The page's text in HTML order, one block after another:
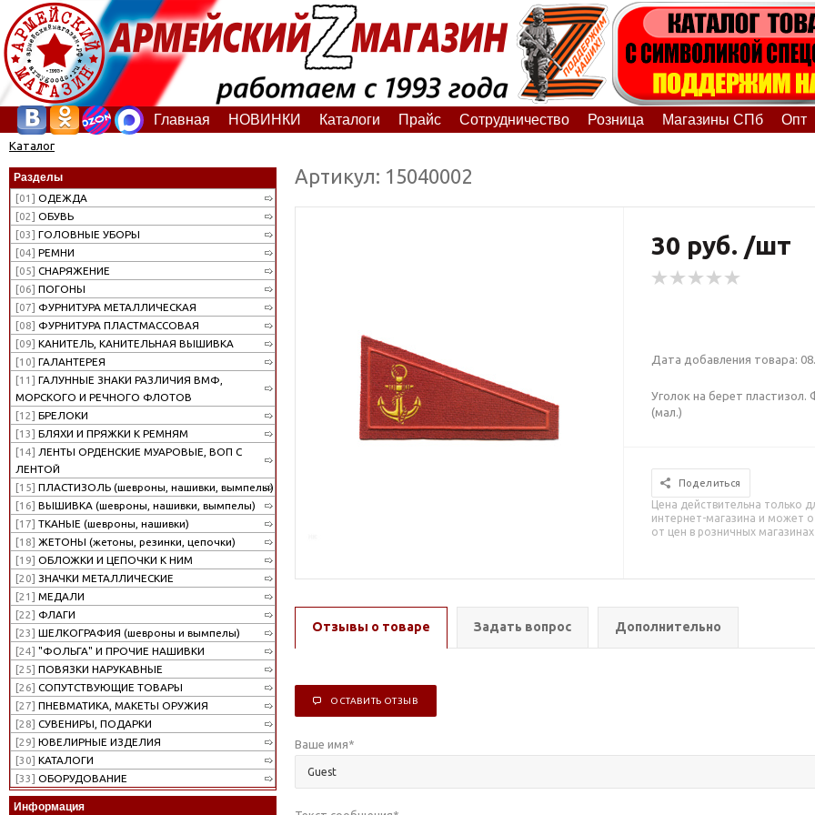
Главная НОВИНКИ Каталоги Прайс Сотрудничество Розница Магазины СПб Опт
Каталог
Разделы
[01] ОДЕЖДА
[02] ОБУВЬ
[03] ГОЛОВНЫЕ УБОРЫ
[04] РЕМНИ
[05] СНАРЯЖЕНИЕ
[06] ПОГОНЫ
[07] ФУРНИТУРА МЕТАЛЛИЧЕСКАЯ
[08] ФУРНИТУРА ПЛАСТМАССОВАЯ
[09] КАНИТЕЛЬ, КАНИТЕЛЬНАЯ ВЫШИВКА
[10] ГАЛАНТЕРЕЯ
[11] ГАЛУННЫЕ ЗНАКИ РАЗЛИЧИЯ ВМФ,
МОРСКОГО И РЕЧНОГО ФЛОТОВ
[12] БРЕЛОКИ
[13] БЛЯХИ И ПРЯЖКИ К РЕМНЯМ
[14] ЛЕНТЫ ОРДЕНСКИЕ МУАРОВЫЕ, ВОП С
ЛЕНТОЙ
[15] ПЛАСТИЗОЛЬ (шевроны, нашивки, вымпелы)
[16] ВЫШИВКА (шевроны, нашивки, вымпелы)
[17] ТКАНЫЕ (шевроны, нашивки)
[18] ЖЕТОНЫ (жетоны, резинки, цепочки)
[19] ОБЛОЖКИ И ЦЕПОЧКИ К НИМ
[20] ЗНАЧКИ МЕТАЛЛИЧЕСКИЕ
[21] МЕДАЛИ
[22] ФЛАГИ
[23] ШЕЛКОГРАФИЯ (шевроны и вымпелы)
[24] "ФОЛЬГА" И ПРОЧИЕ НАШИВКИ
[25] ПОВЯЗКИ НАРУКАВНЫЕ
[26] СОПУТСТВУЮЩИЕ ТОВАРЫ
[27] ПНЕВМАТИКА, МАКЕТЫ ОРУЖИЯ
[28] СУВЕНИРЫ, ПОДАРКИ
[29] ЮВЕЛИРНЫЕ ИЗДЕЛИЯ
[30] КАТАЛОГИ
[33] ОБОРУДОВАНИЕ
Информация
Артикул: 15040002
30 руб. /шт
Дата добавления товара:
Уголок на берет пластизол.
(мал.)
Поделиться
Цена действительна только
интернет-магазина и может
от цен в розничных магазинах
Отзывы о товаре Задать вопрос Дополнительно
ОСТАВИТЬ ОТЗЫВ
Ваше имя*